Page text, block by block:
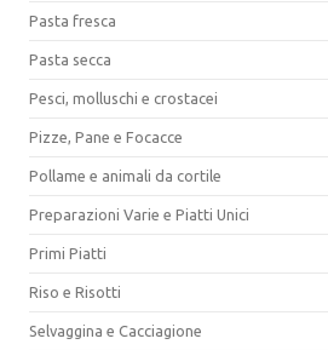
Pasta fresca
Pasta secca
Pesci, molluschi e crostacei
Pizze, Pane e Focacce
Pollame e animali da cortile
Preparazioni Varie e Piatti Unici
Primi Piatti
Riso e Risotti
Selvaggina e Cacciagione